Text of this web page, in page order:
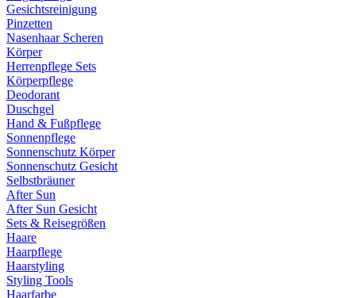
Gesichtsreinigung
Pinzetten
Nasenhaar Scheren
Körper
Herrenpflege Sets
Körperpflege
Deodorant
Duschgel
Hand & Fußpflege
Sonnenpflege
Sonnenschutz Körper
Sonnenschutz Gesicht
Selbstbräuner
After Sun
After Sun Gesicht
Sets & Reisegrößen
Haare
Haarpflege
Haarstyling
Styling Tools
Haarfarbe